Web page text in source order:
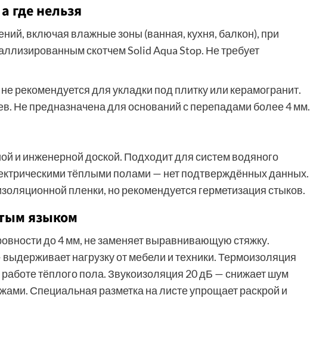
где нельзя
включая влажные зоны (ванная, кухня, балкон), при
скотчем Solid Aqua Stop. Не требует
не рекомендуется для укладки под плитку или керамогранит.
Не предназначена для оснований с перепадами более 4 мм.
и инженерной доской. Подходит для систем водяного
тёплыми полами — нет подтверждённых данных.
пленки, но рекомендуется герметизация стыков.
языком
до 4 мм, не заменяет выравнивающую стяжку.
нагрузку от мебели и техники. Термоизоляция
тёплого пола. Звукоизоляция 20 дБ — снижает шум
Специальная разметка на листе упрощает раскрой и